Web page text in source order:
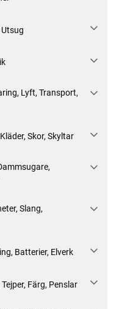
Lyft, Transport,
Skor, Skyltar
Slang,
Batterier, Elverk
Färg, Penslar